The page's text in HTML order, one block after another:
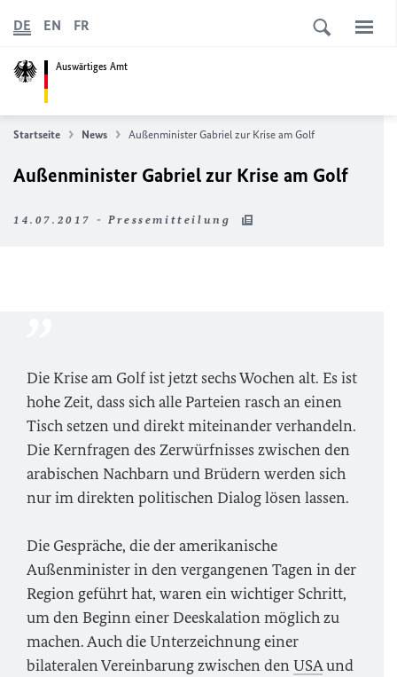
Auswärtiges Amt
DE EN FR
Startseite News Außenminister Gabriel zur Krise am Golf
Außenminister Gabriel zur Krise am Golf
14.07.2017 - Pressemitteilung
Die Krise am Golf ist jetzt sechs Wochen alt. Es ist
hohe Zeit, dass sich alle Parteien rasch an einen
Tisch setzen und direkt miteinander verhandeln.
Die Kernfragen des Zerwürfnisses zwischen den
arabischen Nachbarn und Brüdern werden sich
nur im direkten politischen Dialog lösen lassen.
Die Gespräche, die der amerikanische
Außenminister in den vergangenen Tagen in der
Region geführt hat, waren ein wichtiger Schritt,
um den Beginn einer Deeskalation möglich zu
machen. Auch die Unterzeichnung einer
bilateralen Vereinbarung zwischen denUSAund